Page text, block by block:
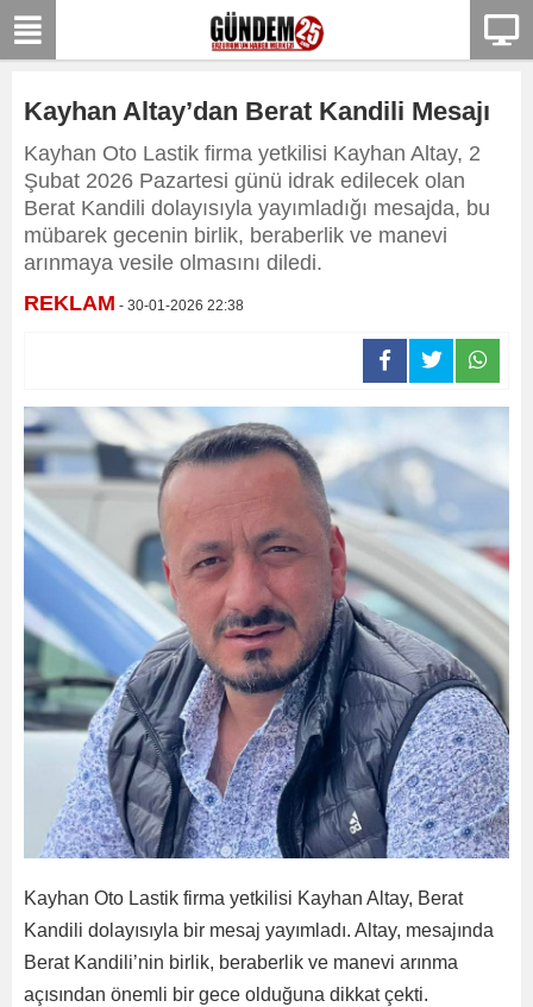
Kayhan Altay’dan Berat Kandili Mesajı
Kayhan Oto Lastik firma yetkilisi Kayhan Altay, 2
Şubat 2026 Pazartesi günü idrak edilecek olan
Berat Kandili dolayısıyla yayımladığı mesajda, bu
mübarek gecenin birlik, beraberlik ve manevi
arınmaya vesile olmasını diledi.
REKLAM - 30-01-2026 22:38
Kayhan Oto Lastik firma yetkilisi Kayhan Altay, Berat
Kandili dolayısıyla bir mesaj yayımladı. Altay, mesajında
Berat Kandili’nin birlik, beraberlik ve manevi arınma
açısından önemli bir gece olduğuna dikkat çekti.